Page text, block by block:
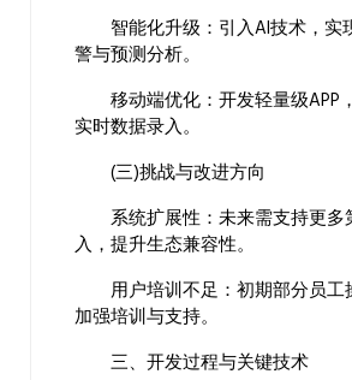
智能化升级：引入AI技术，实
警与预测分析。
移动端优化：开发轻量级APP
实时数据录入。
(三)挑战与改进方向
系统扩展性：未来需支持更多
入，提升生态兼容性。
用户培训不足：初期部分员工
加强培训与支持。
三、开发过程与关键技术